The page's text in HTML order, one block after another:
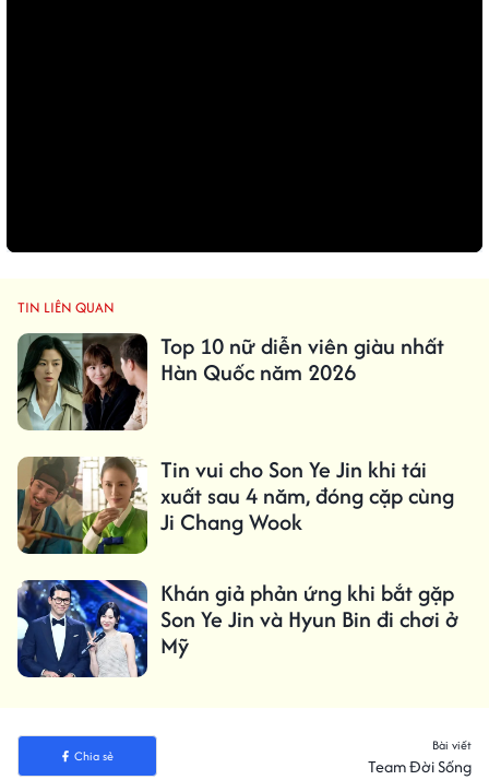
TIN LIÊN QUAN
Top 10 nữ diễn viên giàu nhất
Hàn Quốc năm 2026
Tin vui cho Son Ye Jin khi tái
xuất sau 4 năm, đóng cặp cùng
Ji Chang Wook
Khán giả phản ứng khi bắt gặp
Son Ye Jin và Hyun Bin đi chơi ở
Mỹ
Chia sẻ
Bài viết
Team Đời Sống